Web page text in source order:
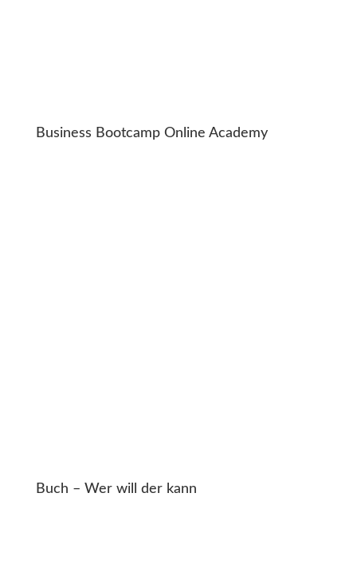
Business Bootcamp Online Academy
Buch – Wer will der kann